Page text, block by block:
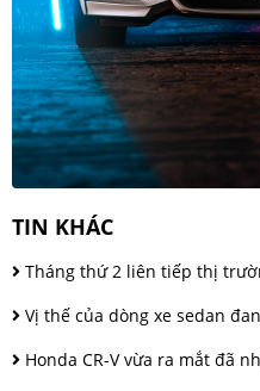
TIN KHÁC
Tháng thứ 2 liên tiếp thị
Vị thế của dòng xe sedan
Honda CR-V vừa ra mắt đã